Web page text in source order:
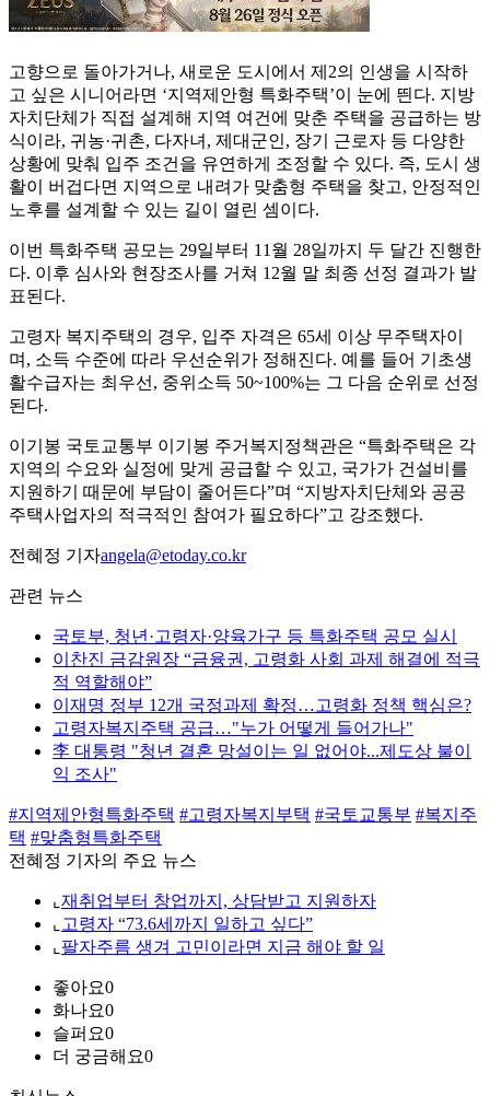
고향으로 돌아가거나, 새로운 도시에서 제2의 인생을 시작하
고 싶은 시니어라면 ‘지역제안형 특화주택’이 눈에 띈다. 지방
자치단체가 직접 설계해 지역 여건에 맞춘 주택을 공급하는 방
식이라, 귀농·귀촌, 다자녀, 제대군인, 장기 근로자 등 다양한
상황에 맞춰 입주 조건을 유연하게 조정할 수 있다. 즉, 도시 생
활이 버겁다면 지역으로 내려가 맞춤형 주택을 찾고, 안정적인
노후를 설계할 수 있는 길이 열린 셈이다.
이번 특화주택 공모는 29일부터 11월 28일까지 두 달간 진행한
다. 이후 심사와 현장조사를 거쳐 12월 말 최종 선정 결과가 발
표된다.
고령자 복지주택의 경우, 입주 자격은 65세 이상 무주택자이
며, 소득 수준에 따라 우선순위가 정해진다. 예를 들어 기초생
활수급자는 최우선, 중위소득 50~100%는 그 다음 순위로 선정
된다.
이기봉 국토교통부 이기봉 주거복지정책관은 “특화주택은 각
지역의 수요와 실정에 맞게 공급할 수 있고, 국가가 건설비를
지원하기 때문에 부담이 줄어든다”며 “지방자치단체와 공공
주택사업자의 적극적인 참여가 필요하다”고 강조했다.
전혜정 기자angela@etoday.co.kr
관련 뉴스
국토부, 청년·고령자·양육가구 등 특화주택 공모 실시
이찬진 금감원장 “금융권, 고령화 사회 과제 해결에 적극
적 역할해야”
이재명 정부 12개 국정과제 확정…고령화 정책 핵심은?
고령자복지주택 공급…"누가 어떻게 들어가나"
李 대통령 "청년 결혼 망설이는 일 없어야...제도상 불이
익 조사"
#지역제안형특화주택 #고령자복지부택 #국토교통부 #복지주
택 #맞춤형특화주택
전혜정 기자의 주요 뉴스
⌞ 재취업부터 창업까지, 상담받고 지원하자
⌞ 고령자 “73.6세까지 일하고 싶다”
⌞ 팔자주름 생겨 고민이라면 지금 해야 할 일
좋아요0
화나요0
슬퍼요0
더 궁금해요0